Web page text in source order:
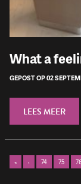
What a
GEPOST OP 02
LEES MEER
« ‹ 74 75 76